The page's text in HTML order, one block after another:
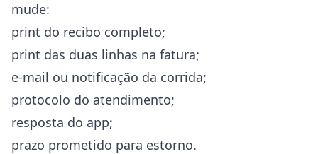
mude:
print do recibo completo;
print das duas linhas na fatura;
e-mail ou notificação da corrida;
protocolo do atendimento;
resposta do app;
prazo prometido para estorno.